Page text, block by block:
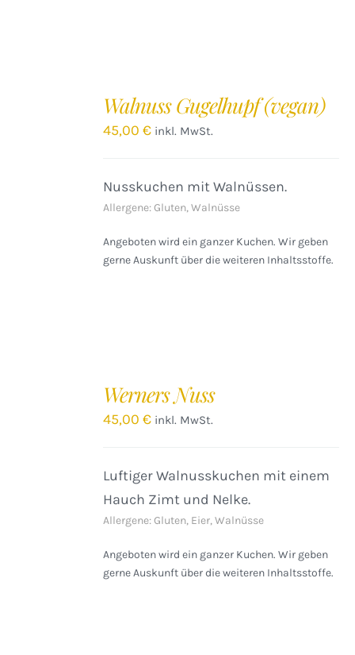
Walnuss Gugelhupf (vegan)
45,00€ inkl. MwSt.
Nusskuchen mit Walnüssen.
Allergene: Gluten, Walnüsse
Angeboten wird ein ganzer Kuchen. Wir geben
gerne Auskunft über die weiteren Inhaltsstoffe.
Werners Nuss
45,00€ inkl. MwSt.
Luftiger Walnusskuchen mit einem
Hauch Zimt und Nelke.
Allergene: Gluten, Eier, Walnüsse
Angeboten wird ein ganzer Kuchen. Wir geben
gerne Auskunft über die weiteren Inhaltsstoffe.